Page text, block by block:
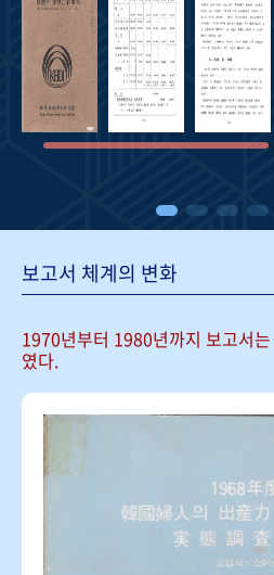
보고서 체계의 변화
1970년부터 1980년까지 보고서는
였다.